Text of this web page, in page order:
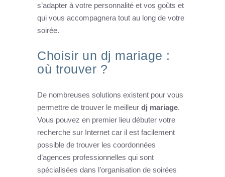
s’adapter à votre personnalité et vos goûts et
qui vous accompagnera tout au long de votre
soirée.
Choisir un dj mariage :
où trouver ?
De nombreuses solutions existent pour vous
permettre de trouver le meilleur dj mariage.
Vous pouvez en premier lieu débuter votre
recherche sur Internet car il est facilement
possible de trouver les coordonnées
d’agences professionnelles qui sont
spécialisées dans l’organisation de soirées